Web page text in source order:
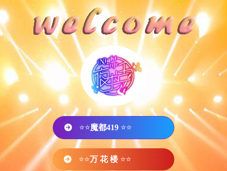
⭐⭐魔都419 ⭐⭐
⭐⭐万 花 楼 ⭐⭐